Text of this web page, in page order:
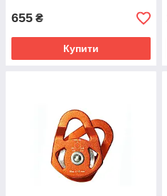
655 ₴
Купити